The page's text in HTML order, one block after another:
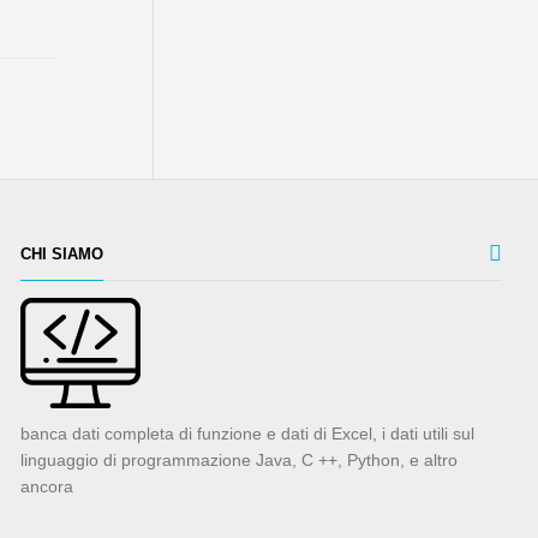
CHI SIAMO
banca dati completa di funzione e dati di Excel, i dati utili sul
linguaggio di programmazione Java, C ++, Python, e altro
ancora